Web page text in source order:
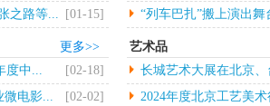
之路等...
[01-15]
“列车巴扎”搬上演出舞
更多>>
度中...
[02-18]
微电影...
[02-02]
艺术品
长城艺术大展在北京
行
2024年度北京工艺美